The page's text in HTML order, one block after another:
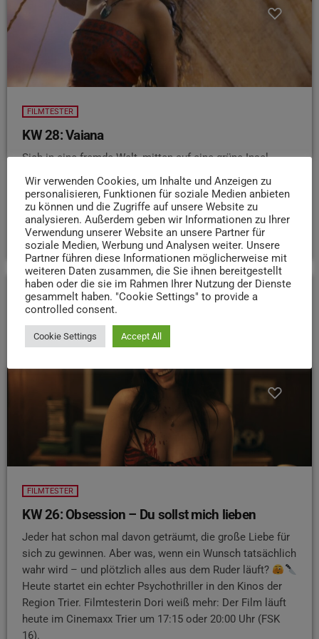
FILMTESTER
KW 28: Vaiana
Sich in eine fremde Welt, mitten auf eine grüne Insel
träumen – wo geht das besser als im Kino?
Filmtesterin Leonie hat heute genau das für uns: einen
neuen Film, der in den Trierern Kinos startet.
today 9. JULI 2026 10
FILMTESTER
KW 26: Obsession – Du sollst mich lieben
Jeder hat schon mal davon geträumt, die große Liebe für
sich zu gewinnen. Aber was, wenn ein Wunsch tatsächlich
wahr wird – und plötzlich alles aus dem Ruder läuft?
Heute startet ein echter Psychothriller in den Kinos der
Region Trier. Filmtesterin Dori weiß mehr: Der Film läuft
heute im Cinemaxx Trier um 17:15 oder 20:00 Uhr (FSK
16).
Wir verwenden Cookies, um Inhalte und Anzeigen zu
personalisieren, Funktionen für soziale Medien anbieten
zu können und die Zugriffe auf unsere Website zu
analysieren. Außerdem geben wir Informationen zu Ihrer
Verwendung unserer Website an unsere Partner für
soziale Medien, Werbung und Analysen weiter. Unsere
Partner führen diese Informationen möglicherweise mit
weiteren Daten zusammen, die Sie ihnen bereitgestellt
haben oder die sie im Rahmen Ihrer Nutzung der Dienste
gesammelt haben. "Cookie Settings" to provide a
controlled consent.
Cookie Settings Accept All